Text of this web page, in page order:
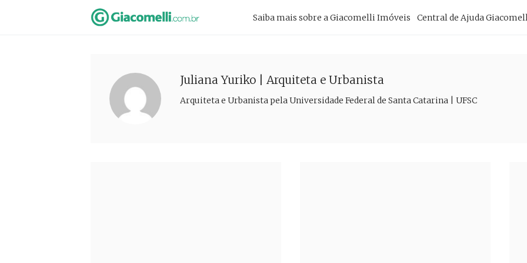
Primary
Saiba mais sobre a Giacomelli Imóveis Central de Ajuda
Juliana Yuriko | Arquiteta e Urbanista
Arquiteta e Urbanista pela Universidade Federal de Santa Catarina | UFSC